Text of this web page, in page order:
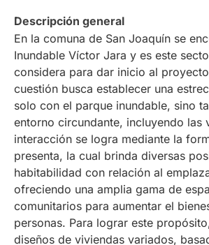
Descripción general
En la comuna de San Joaquín se
Inundable Víctor Jara y es este
considera para dar inicio al
cuestión busca establecer una
solo con el parque inundable, sino
entorno circundante, incluyendo las
interacción se logra mediante la
presenta, la cual brinda diversas
habitabilidad con relación al
ofreciendo una amplia gama de
comunitarios para aumentar el
personas. Para lograr este
diseños de viviendas variados,